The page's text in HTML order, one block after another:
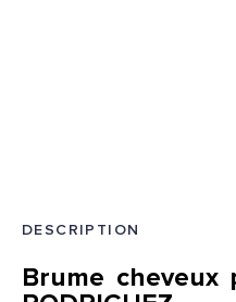
DESCRIPTION
Brume cheveux